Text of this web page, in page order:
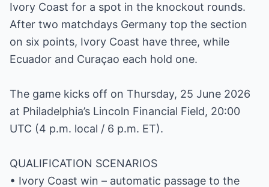
Ivory Coast for a spot in the knockout rounds.
After two matchdays Germany top the section
on six points, Ivory Coast have three, while
Ecuador and Curaçao each hold one.
The game kicks off on Thursday, 25 June 2026
at Philadelphia’s Lincoln Financial Field, 20:00
UTC (4 p.m. local / 6 p.m. ET).
QUALIFICATION SCENARIOS
• Ivory Coast win – automatic passage to the